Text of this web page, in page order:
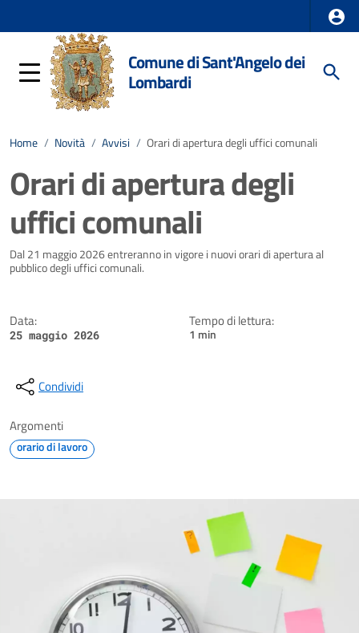
Comune di Sant'Angelo dei
Lombardi
Home / Novità / Avvisi / Orari di apertura degli uffici comunali
Orari di apertura degli
uffici comunali
Dettagli della notizia
Dal 21 maggio 2026 entreranno in vigore i nuovi orari di apertura al
pubblico degli uffici comunali.
Data:
25 maggio 2026
Tempo di lettura:
1 min
Condividi
Argomenti
orario di lavoro